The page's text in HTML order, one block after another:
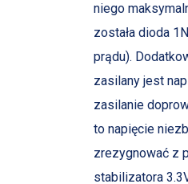
niego
została dioda
prądu).
zasilany jest
zasilanie
to napięcie
zrezygnować z
stabilizatora